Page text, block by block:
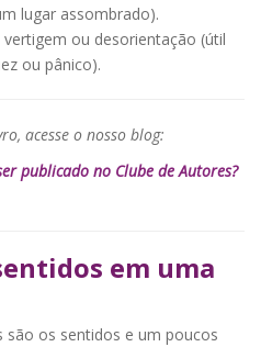
lugar assombrado).
vertigem ou desorientação (útil
ou pânico).
acesse o nosso blog:
publicado no Clube de Autores?
em uma
são os sentidos e um poucos